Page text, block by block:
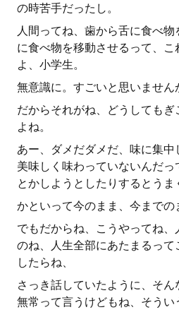
の時苦手だったし。
人間ってね、歯から舌に食べ
に食べ物を移動させるって、
よ、小学生。
無意識に。すごいと思いません
だからそれがね、どうしても
よね。
あー、ダメだダメだ、味に集中
美味しく味わっていないんだ
とかしようとしたりするとうま
かといって今のまま、今までの
でもだからね、こうやってね
のね、人生全部にあたまるって
したらね、
さっき話していたように、そ
無常って言うけどもね、そうい